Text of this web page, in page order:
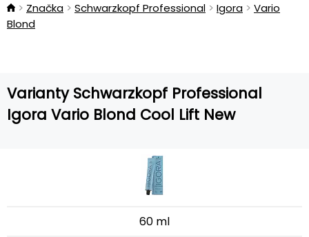
Značka Schwarzkopf Professional Igora
Vario
Blond
Varianty Schwarzkopf Professional
Igora Vario Blond Cool Lift New
60 ml